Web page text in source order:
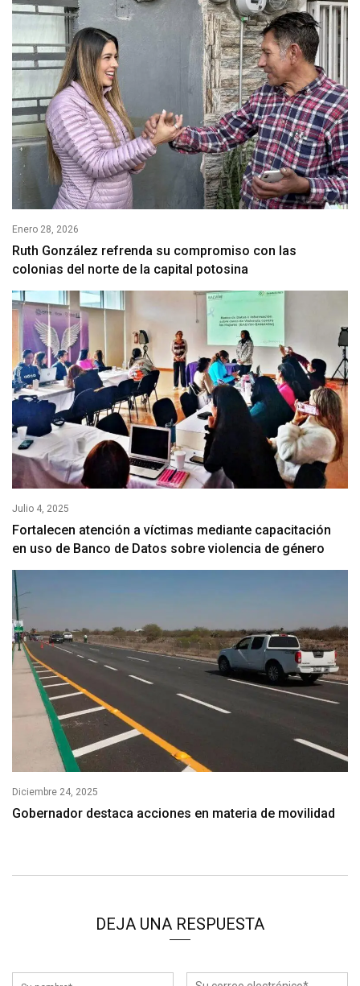
Enero 28, 2026
Ruth González refrenda su compromiso con las
colonias del norte de la capital potosina
Julio 4, 2025
Fortalecen atención a víctimas mediante capacitación
en uso de Banco de Datos sobre violencia de género
Diciembre 24, 2025
Gobernador destaca acciones en materia de movilidad
DEJA UNA RESPUESTA